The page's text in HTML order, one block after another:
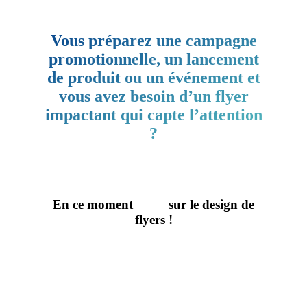
Vous préparez une campagne
promotionnelle, un lancement
de produit ou un événement et
vous avez besoin d’un flyer
impactant qui capte l’attention
?
En ce moment
sur le design de
flyers !